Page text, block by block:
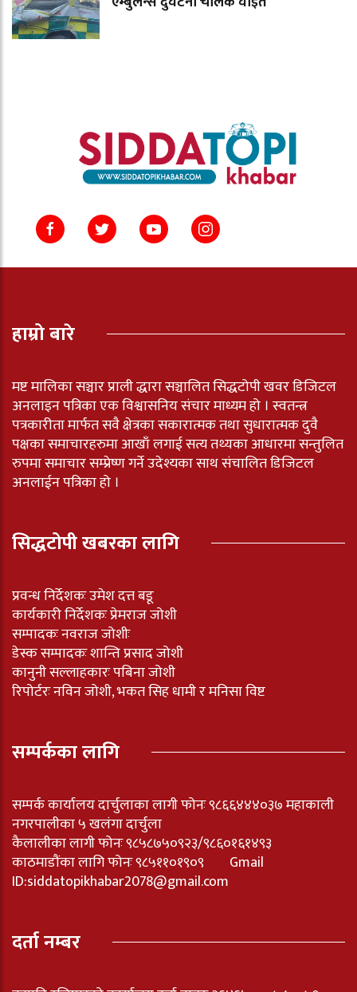
हाम्रो बारे
मष्ट मालिका सञ्चार प्राली द्धारा सञ्चालित सिद्धटोपी खवर डिजिटल
अनलाइन पत्रिका एक विश्वासनिय संचार माध्यम हो । स्वतन्त्र
पत्रकारीता मार्फत सवै क्षेत्रका सकारात्मक तथा सुधारात्मक दुवै
पक्षका समाचारहरुमा आखाँ लगाई सत्य तथ्यका आधारमा सन्तुलित
रुपमा समाचार सम्प्रेष्ण गर्ने उदेश्यका साथ संचालित डिजिटल
अनलाईन पत्रिका हो ।
सिद्धटोपी खबरका लागि
प्रवन्ध निर्देशकः उमेश दत्त बडू
कार्यकारी निर्देशकः प्रेमराज जोशी
सम्पादकः नवराज जोशीः
डेस्क सम्पादकः शान्ति प्रसाद जोशी
कानुनी सल्लाहकारः पबिना जोशी
रिपोर्टरः नविन जोशी, भकत सिह धामी र मनिसा विष्ट
सम्पर्कका लागि
सम्पर्क कार्यालय दार्चुलाका लागी फोनः ९८६६४४४०३७ महाकाली
नगरपालीका ५ खलंगा दार्चुला
कैलालीका लागी फोनः ९८५८७५०९२३/९८६०१६१४९३
काठमाडौंका लागि फोनः ९८५११०१९०९ Gmail
ID:siddatopikhabar2078@gmail.com
दर्ता नम्बर